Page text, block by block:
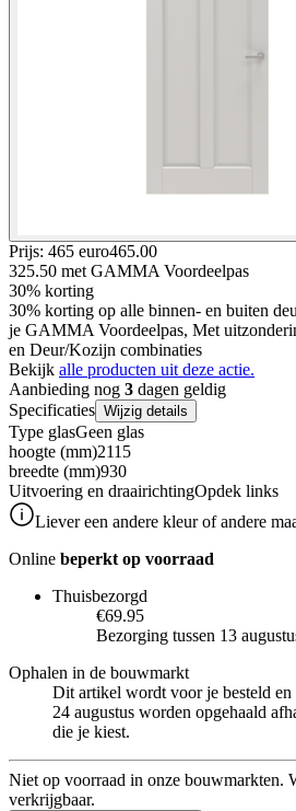
Prijs: 465 euro465.00
325.50 met GAMMA Voordeelpas
30% korting
30% korting op alle binnen- en buiten
je GAMMA Voordeelpas, Met
en Deur/Kozijn combinaties
Bekijk alle producten uit deze actie.
Aanbieding nog 3 dagen geldig
Specificaties Wijzig details
Type glasGeen glas
hoogte (mm)2115
breedte (mm)930
Uitvoering en draairichtingOpdek links
Liever een andere kleur of andere
Online beperkt op voorraad
Thuisbezorgd
€69.95
Bezorging tussen 13
Ophalen in de bouwmarkt
Dit artikel wordt voor je besteld en
24 augustus worden opgehaald
die je kiest.
Niet op voorraad in onze bouwmarkten.
verkrijgbaar.